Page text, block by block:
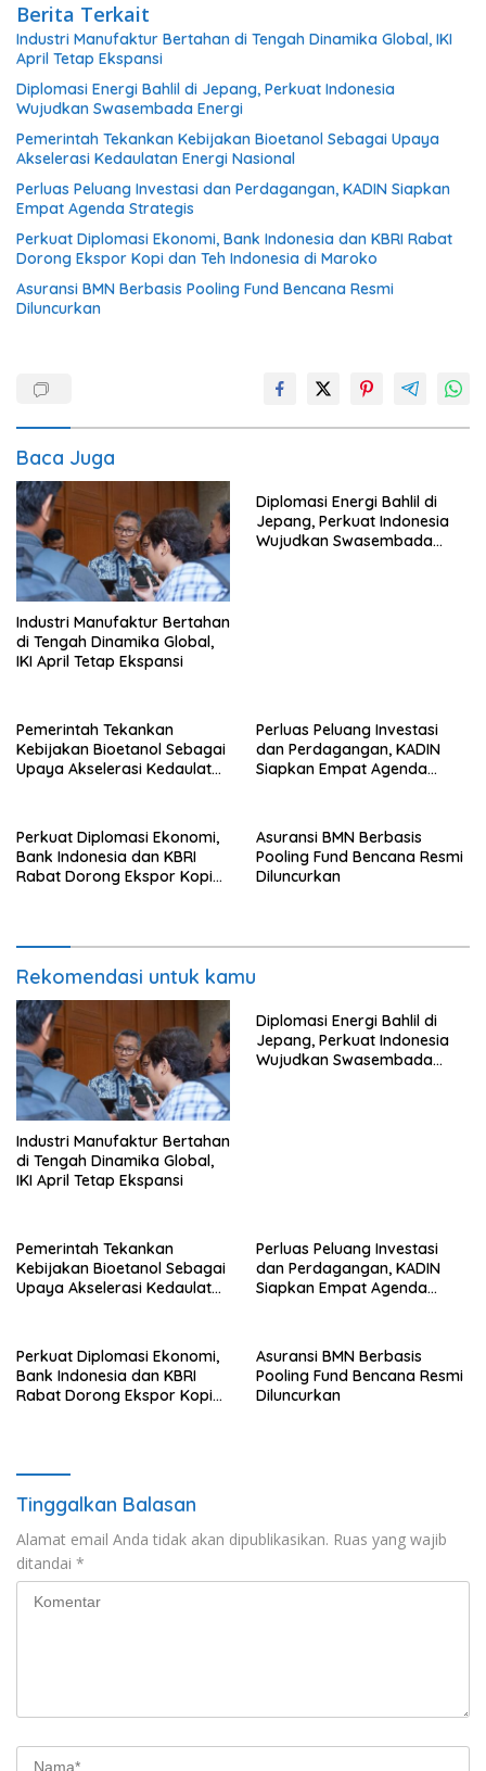
Berita Terkait
Industri Manufaktur Bertahan di Tengah Dinamika Global, IKI
April Tetap Ekspansi
Diplomasi Energi Bahlil di Jepang, Perkuat Indonesia
Wujudkan Swasembada Energi
Pemerintah Tekankan Kebijakan Bioetanol Sebagai Upaya
Akselerasi Kedaulatan Energi Nasional
Perluas Peluang Investasi dan Perdagangan, KADIN Siapkan
Empat Agenda Strategis
Perkuat Diplomasi Ekonomi, Bank Indonesia dan KBRI Rabat
Dorong Ekspor Kopi dan Teh Indonesia di Maroko
Asuransi BMN Berbasis Pooling Fund Bencana Resmi
Diluncurkan
Baca Juga
Industri Manufaktur Bertahan
di Tengah Dinamika Global,
IKI April Tetap Ekspansi
Diplomasi Energi Bahlil di
Jepang, Perkuat Indonesia
Wujudkan Swasembada
Pemerintah Tekankan
Kebijakan Bioetanol Sebagai
Upaya Akselerasi Kedaulatan
Perluas Peluang Investasi
dan Perdagangan, KADIN
Siapkan Empat Agenda
Perkuat Diplomasi Ekonomi,
Bank Indonesia dan KBRI
Rabat Dorong Ekspor Kopi
Asuransi BMN Berbasis
Pooling Fund Bencana Resmi
Diluncurkan
Rekomendasi untuk kamu
Industri Manufaktur Bertahan
di Tengah Dinamika Global,
IKI April Tetap Ekspansi
Diplomasi Energi Bahlil di
Jepang, Perkuat Indonesia
Wujudkan Swasembada
Pemerintah Tekankan
Kebijakan Bioetanol Sebagai
Upaya Akselerasi Kedaulatan
Perluas Peluang Investasi
dan Perdagangan, KADIN
Siapkan Empat Agenda
Perkuat Diplomasi Ekonomi,
Bank Indonesia dan KBRI
Rabat Dorong Ekspor Kopi
Asuransi BMN Berbasis
Pooling Fund Bencana Resmi
Diluncurkan
Tinggalkan Balasan
Alamat email Anda tidak akan dipublikasikan. Ruas yang wajib
ditandai *